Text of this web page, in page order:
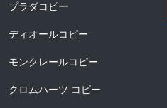
プラダコピー
ディオールコピー
モンクレールコピー
クロムハーツ コピー